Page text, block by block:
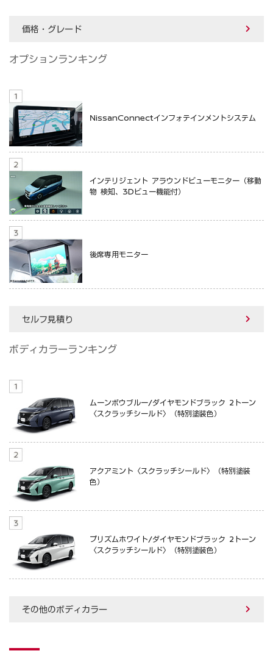
価格・グレード
オプションランキング
NissanConnectインフォテインメントシステム
インテリジェント アラウンドビューモニター（移動
物 検知、3Dビュー機能付）
後席専用モニター
セルフ見積り
ボディカラーランキング
ムーンボウブルー/ダイヤモンドブラック 2トーン
〈スクラッチシールド〉（特別塗装色）
アクアミント〈スクラッチシールド〉（特別塗装
色）
プリズムホワイト/ダイヤモンドブラック 2トーン
〈スクラッチシールド〉（特別塗装色）
その他のボディカラー